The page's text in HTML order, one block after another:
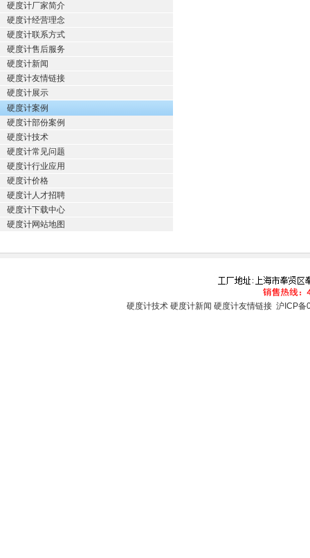
硬度计厂家简介
硬度计经营理念
硬度计联系方式
硬度计售后服务
硬度计新闻
硬度计友情链接
硬度计展示
硬度计案例
硬度计部份案例
硬度计技术
硬度计常见问题
硬度计行业应用
硬度计价格
硬度计人才招聘
硬度计下载中心
硬度计网站地图
硬度计技术 硬度计新闻 硬度计友情链接 沪ICP备